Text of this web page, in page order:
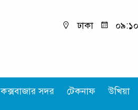
ঢাকা
কক্সবাজার সদর টেকনাফ উখিয়া